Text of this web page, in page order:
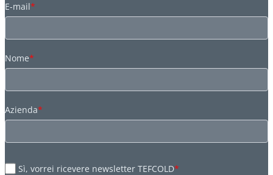
E-mail*
Nome*
Azienda*
Sì, vorrei ricevere newsletter TEFCOLD*